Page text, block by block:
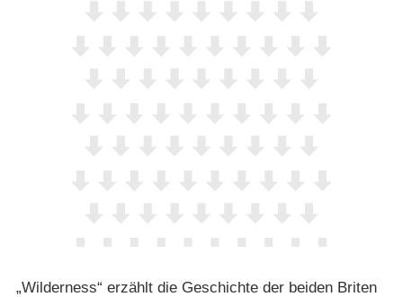
„Wilderness“ erzählt die Geschichte der beiden Briten